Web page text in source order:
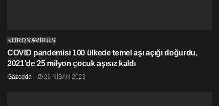
KORONAVİRÜS
COVID pandemisi 100 ülkede temel aşı açığı doğurdu,
2021’de 25 milyon çocuk aşısız kaldı
Gazedda 26 NISAN 2023